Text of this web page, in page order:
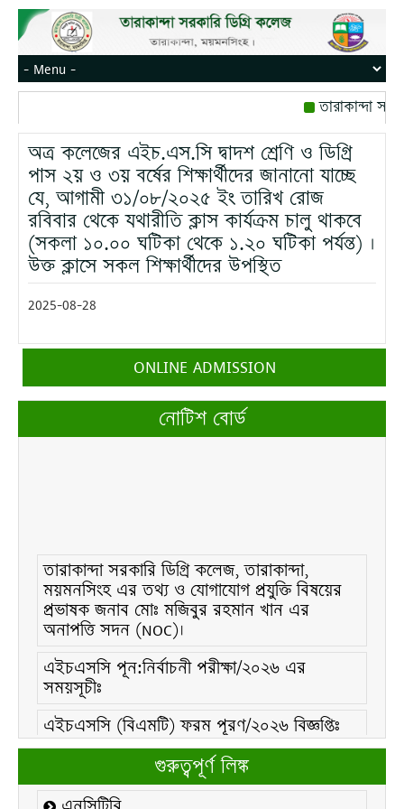
তারাকান্দা
রোজ বৃহস্পতিবার।
মোবাইল নম্বর:
অত্র কলেজের এইচ.এস.সি দ্বাদশ শ্রেণি ও ডিগ্রি
পাস ২য় ও ৩য় বর্ষের শিক্ষার্থীদের জানানো যাচ্ছে
যে, আগামী ৩১/০৮/২০২৫ ইং তারিখ রোজ
রবিবার থেকে যথারীতি ক্লাস কার্যক্রম চালু থাকবে
(সকলা ১০.০০ ঘটিকা থেকে ১.২০ ঘটিকা পর্যন্ত) ।
উক্ত ক্লাসে সকল শিক্ষার্থীদের উপস্থিত
2025-08-28
ONLINE ADMISSION
নোটিশ বোর্ড
তারাকান্দা সরকারি ডিগ্রি কলেজ, তারাকান্দা,
ময়মনসিংহ এর তথ্য ও যোগাযোগ প্রযুক্তি বিষয়ের
প্রভাষক জনাব মোঃ মজিবুর রহমান খান এর
অনাপত্তি সদন (NOC)।
এইচএসসি পূন:নির্বাচনী পরীক্ষা/২০২৬ এর
সময়সূচীঃ
এইচএসসি (বিএমটি) ফরম পূরণ/২০২৬ বিজ্ঞপ্তিঃ
এইচএসসি ফরম/২০২৬ পূরণ বিজ্ঞপ্তিঃ
২১ ফেব্রুয়ারি/২০২৬ ইং তারিখে “শহিদ দিবস ও
গুরুত্বপূর্ণ লিঙ্ক